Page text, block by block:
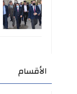
الأقسام